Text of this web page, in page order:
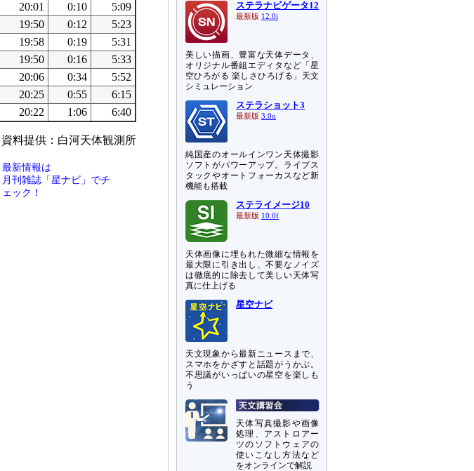
20:01 0:10
5:09
19:50 0:12
5:23
19:58 0:19
5:31
19:50 0:16
5:33
20:06 0:34
5:52
20:25 0:55
6:15
20:22 1:06 6:40
資料提供：白河天体観測所
最新情報は
月刊雑誌「星ナビ」でチ
ェック！
ステラナビゲータ12
最新版 12.0i
美しい描画、豊富な天体データ、
オリジナル番組エディタなど「星
空ひろがる 楽しさひろげる」天文
シミュレーション
ステラショット3
最新版 3.0o
純国産のオールインワン天体撮影
ソフトがパワーアップ。ライブス
タックやオートフォーカスなど新
機能も搭載
ステライメージ10
最新版 10.0f
天体画像に埋もれた微細な情報を
最大限に引き出し、不要なノイズ
は徹底的に除去して美しい天体写
真に仕上げる
星空ナビ
天文現象から最新ニュースまで、
スマホをかざすと話題がうかぶ。
不思議がいっぱいの星空を楽しも
う
天体写真撮影や画像
処理、アストロアー
ツのソフトウェアの
使いこなし方法など
をオンラインで解説